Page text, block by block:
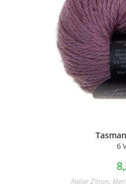
6
Atelier Zitron,